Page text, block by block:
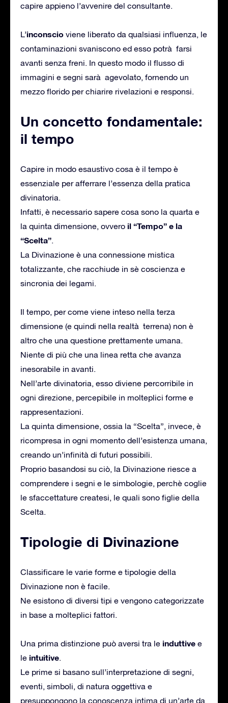
capire appieno l’avvenire del consultante.
L’inconscio viene liberato da qualsiasi influenza, le
contaminazioni svaniscono ed esso potrà farsi
avanti senza freni. In questo modo il flusso di
immagini e segni sarà agevolato, fornendo un
mezzo florido per chiarire rivelazioni e responsi.
Un concetto fondamentale:
il tempo
Capire in modo esaustivo cosa è il tempo è
essenziale per afferrare l’essenza della pratica
divinatoria.
Infatti, è necessario sapere cosa sono la quarta e
la quinta dimensione, ovvero il “Tempo” e la
“Scelta”.
La Divinazione è una connessione mistica
totalizzante, che racchiude in sè coscienza e
sincronia dei legami.
Il tempo, per come viene inteso nella terza
dimensione (e quindi nella realtà terrena) non è
altro che una questione prettamente umana.
Niente di più che una linea retta che avanza
inesorabile in avanti.
Nell’arte divinatoria, esso diviene percorribile in
ogni direzione, percepibile in molteplici forme e
rappresentazioni.
La quinta dimensione, ossia la “Scelta”, invece, è
ricompresa in ogni momento dell’esistenza umana,
creando un’infinità di futuri possibili.
Proprio basandosi su ciò, la Divinazione riesce a
comprendere i segni e le simbologie, perchè coglie
le sfaccettature createsi, le quali sono figlie della
Scelta.
Tipologie di Divinazione
Classificare le varie forme e tipologie della
Divinazione non è facile.
Ne esistono di diversi tipi e vengono categorizzate
in base a molteplici fattori.
Una prima distinzione può aversi tra le induttive e
le intuitive.
Le prime si basano sull’interpretazione di segni,
eventi, simboli, di natura oggettiva e
presuppongono la conoscenza intima di un’arte da